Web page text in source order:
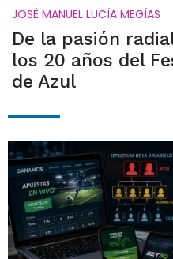
JOSÉ MANUEL LUCÍA MEGÍAS
De la pasión
los 20 años del
de Azul